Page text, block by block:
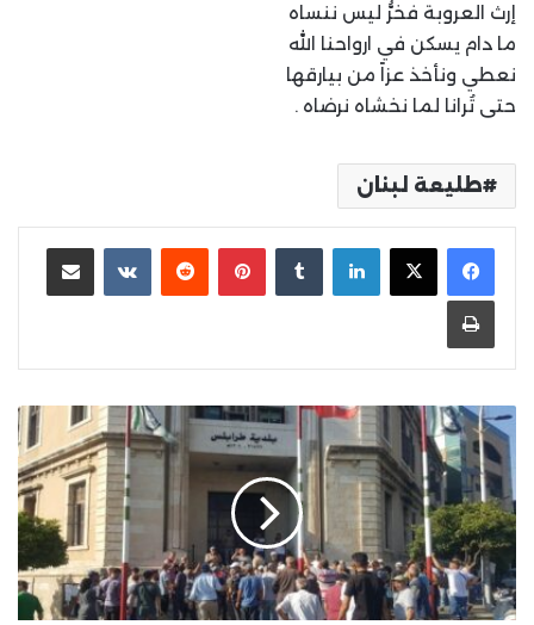
إرث العروبة فخرُّ ليس ننساه
ما دام يسكن في ارواحنا الله
نعطي ونأخذ عزاً من بيارقها
حتى تُرانا لما نخشاه نرضاه .
طليعة لبنان
لينكدإن بينتيريست مشاركة عبر البريد
طباعة